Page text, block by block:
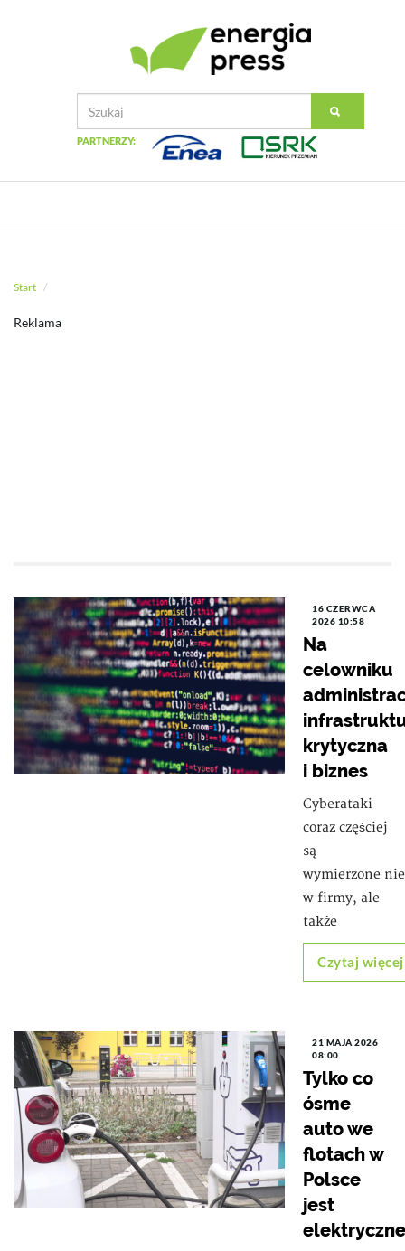
PARTNERZY:
Start
Reklama
16 CZERWCA
2026 10:58
Na
celowniku
krytyczna
i biznes
Cyberataki
coraz częściej
są
wymierzone
w firmy, ale
także
Czytaj więcej
21 MAJA 2026
08:00
Tylko co
ósme
auto we
flotach w
Polsce
jest
elektryczne